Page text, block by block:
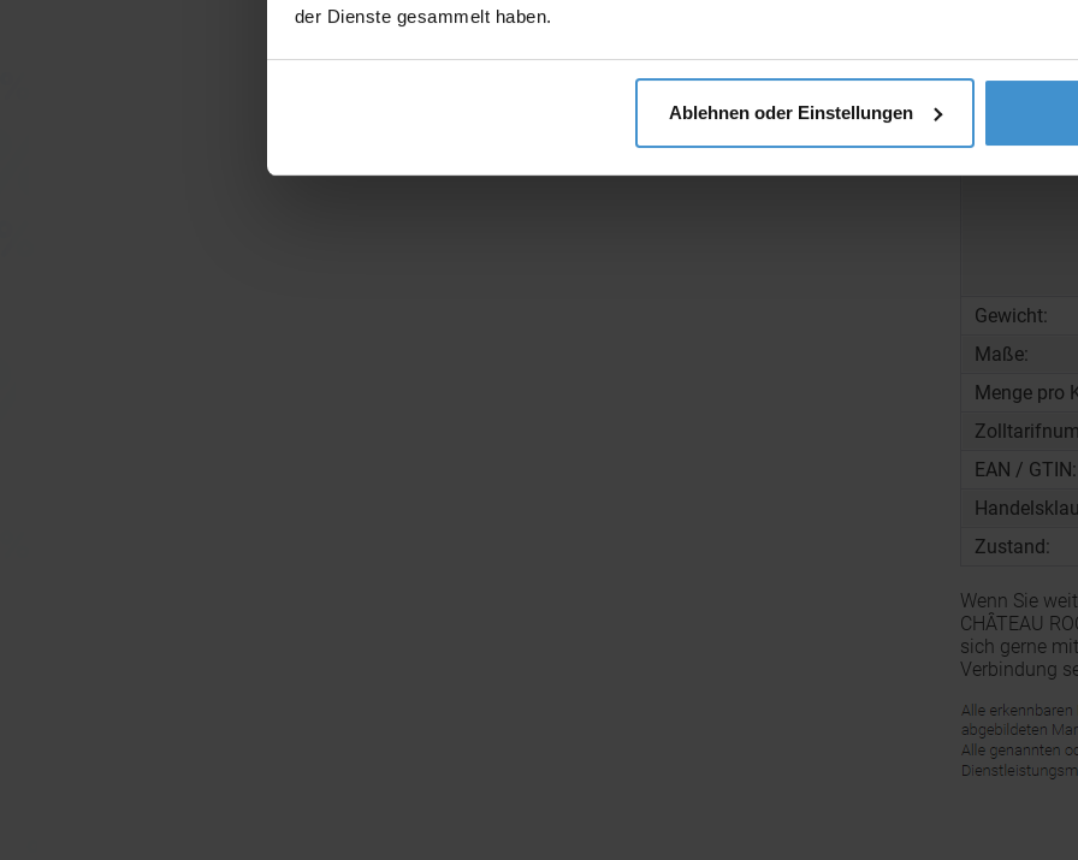
der Dienste gesammelt haben.
Ablehnen oder Einstellungen
Gewicht:
Maße:
Menge pro
EAN / GTIN:
Zustand:
Wenn Sie
CHÂTEAU
sich gerne
Verbindung